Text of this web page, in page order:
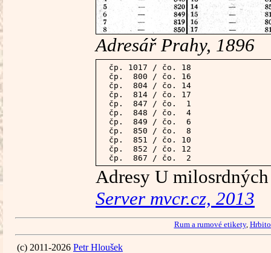
Adresář Prahy, 1896
čp. 1017 / čo. 18
čp.  800 / čo. 16
čp.  804 / čo. 14
čp.  814 / čo. 17
čp.  847 / čo.  1
čp.  848 / čo.  4
čp.  849 / čo.  6
čp.  850 / čo.  8
čp.  851 / čo. 10
čp.  852 / čo. 12
čp.  867 / čo.  2
Adresy U milosrdných
Server mvcr.cz, 2013
Rum a rumové etikety,
(c) 2011-2026 Petr Hloušek